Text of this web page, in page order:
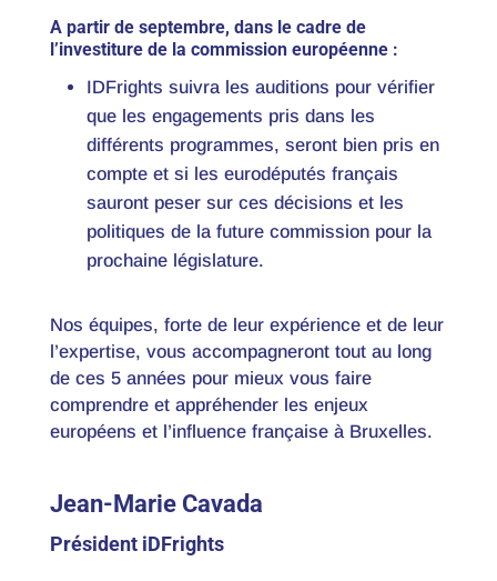
A partir de septembre, dans le cadre de
l’investiture de la commission européenne :
IDFrights suivra les auditions pour vérifier
que les engagements pris dans les
différents programmes, seront bien pris en
compte et si les eurodéputés français
sauront peser sur ces décisions et les
politiques de la future commission pour la
prochaine législature.
Nos équipes, forte de leur expérience et de leur
l’expertise, vous accompagneront tout au long
de ces 5 années pour mieux vous faire
comprendre et appréhender les enjeux
européens et l’influence française à Bruxelles.
Jean-Marie Cavada
Président iDFrights